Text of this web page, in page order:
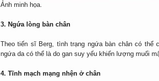
Ảnh minh họa.
3. Ngứa lòng bàn chân
Theo tiến sĩ Berg, tình trạng ngứa bàn chân có thể
ngứa da có thể là do gan suy yếu khiến lượng muối
4. Tĩnh mạch mạng nhện ở chân